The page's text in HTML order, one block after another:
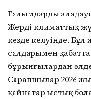
Ғалымдардың
Жердің климаттық
кезде келуінде.
салдарымен
бұрынғылардан
Сарапшылар 2026
қайнатар ыстық